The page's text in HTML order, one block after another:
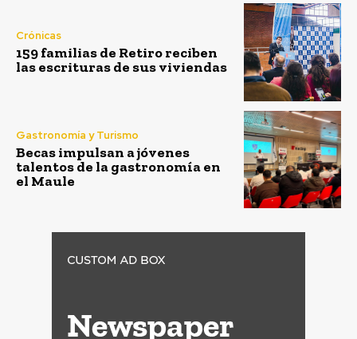
Crónicas
159 familias de Retiro reciben
las escrituras de sus viviendas
Gastronomía y Turismo
Becas impulsan a jóvenes
talentos de la gastronomía en
el Maule